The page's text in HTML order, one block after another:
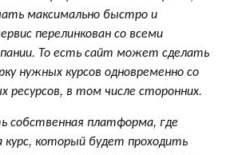
максимально быстро и
перелинкован со всеми
То есть сайт может сделать
нужных курсов одновременно со
ресурсов, в том числе сторонних.
собственная платформа, где
который будет проходить